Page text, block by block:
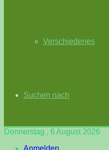
Verschiedenes
Suchen nach
Donnerstag , 6 August 2026
Anmelden